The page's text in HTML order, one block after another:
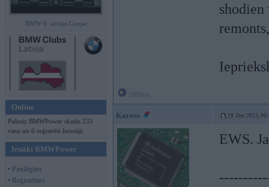
BMW 6. sērijas Coupe
Online
Pašreiz BMWPower skatās 235
viesi un 6 reģistrēti lietotāji.
Ienākt BMWPower
• Pieslēgties
• Reģistrēties
Kaross 29. Dec 2013,
EWS.